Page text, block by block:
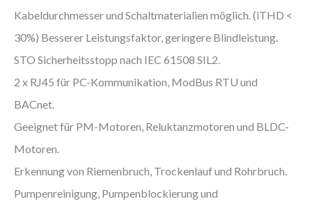
Kabeldurchmesser und Schaltmaterialien möglich. (iTHD <
30%) Besserer Leistungsfaktor, geringere Blindleistung.
STO Sicherheitsstopp nach IEC 61508 SIL2.
2 x RJ45 für PC-Kommunikation, ModBus RTU und
BACnet.
Geeignet für PM-Motoren, Reluktanzmotoren und BLDC-
Motoren.
Erkennung von Riemenbruch, Trockenlauf und Rohrbruch.
Pumpenreinigung, Pumpenblockierung und